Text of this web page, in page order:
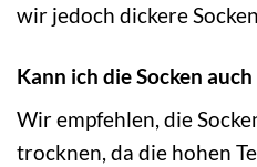
wir jedoch dickere
Kann ich die Socken
Wir empfehlen, die
trocknen, da die hohen